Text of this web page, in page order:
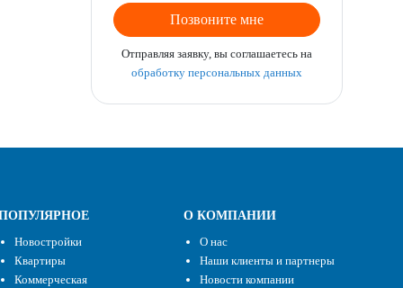
Позвоните мне
Отправляя заявку, вы соглашаетесь на
обработку персональных данных
Новостройки
Квартиры
Коммерческая
О КОМПАНИИ
О нас
Наши клиенты и партнеры
Новости компании